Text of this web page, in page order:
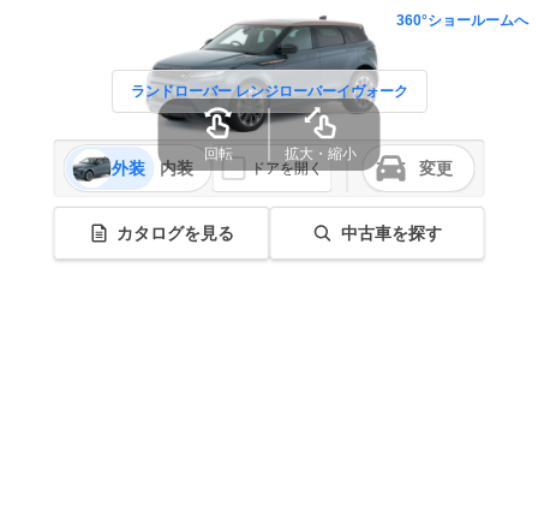
360°ショールームへ
ランドローバー レンジローバーイヴォーク
外装 内装 ドアを開く 変更
カタログを見る 中古車を探す
回転 拡大・縮小